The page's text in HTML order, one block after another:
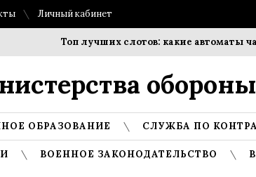
Личный кабинет
Топ лучших слотов: какие автоматы чаще
обороны
ОБРАЗОВАНИЕ СЛУЖБА ПО
ВОЕННОЕ ЗАКОНОДАТЕЛЬСТВО